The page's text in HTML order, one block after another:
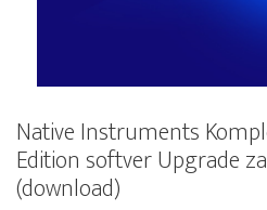
Native Instruments
Edition softver Upgrade
(download)